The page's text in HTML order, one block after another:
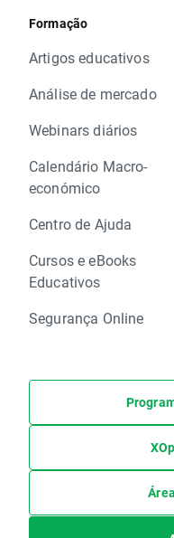
Formação
Artigos educativos
Análise de mercado
Webinars diários
Calendário Macro-
económico
Centro de Ajuda
Cursos e eBooks
Educativos
Segurança Online